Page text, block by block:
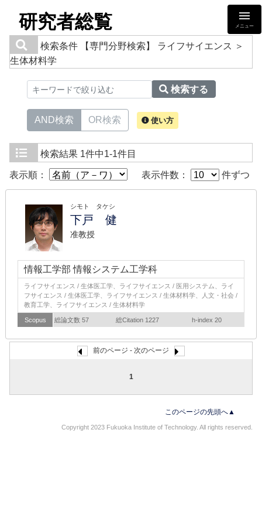
研究者総覧 メニュー
検索条件
【専門分野検索】 ライフサイエンス ＞
生体材料学
検索する
AND検索 OR検索 使い方
検索結果 1件中1-1件目
表示順： 表示件数： 件ずつ
シモト タケシ
下戸 健
准教授
情報工学部 情報システム工学科
ライフサイエンス / 生体医工学、ライフサイエンス / 医用システム、ライ
フサイエンス / 生体医工学、ライフサイエンス / 生体材料学、人文・社会 /
教育工学、ライフサイエンス / 生体材料学
Scopus 総論文数 57 総Citation 1227 h-index 20
前のページ - 次のページ
1
このページの先頭へ▲
Copyright 2023 Fukuoka Institute of Technology. All rights reserved.